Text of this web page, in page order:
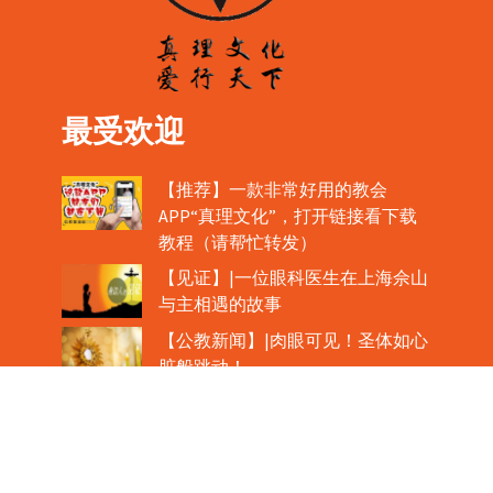
最受欢迎
【推荐】一款非常好用的教会
APP“真理文化”，打开链接看下载
教程（请帮忙转发）
【见证】|一位眼科医生在上海佘山
与主相遇的故事
【公教新闻】|肉眼可见！圣体如心
脏般跳动！